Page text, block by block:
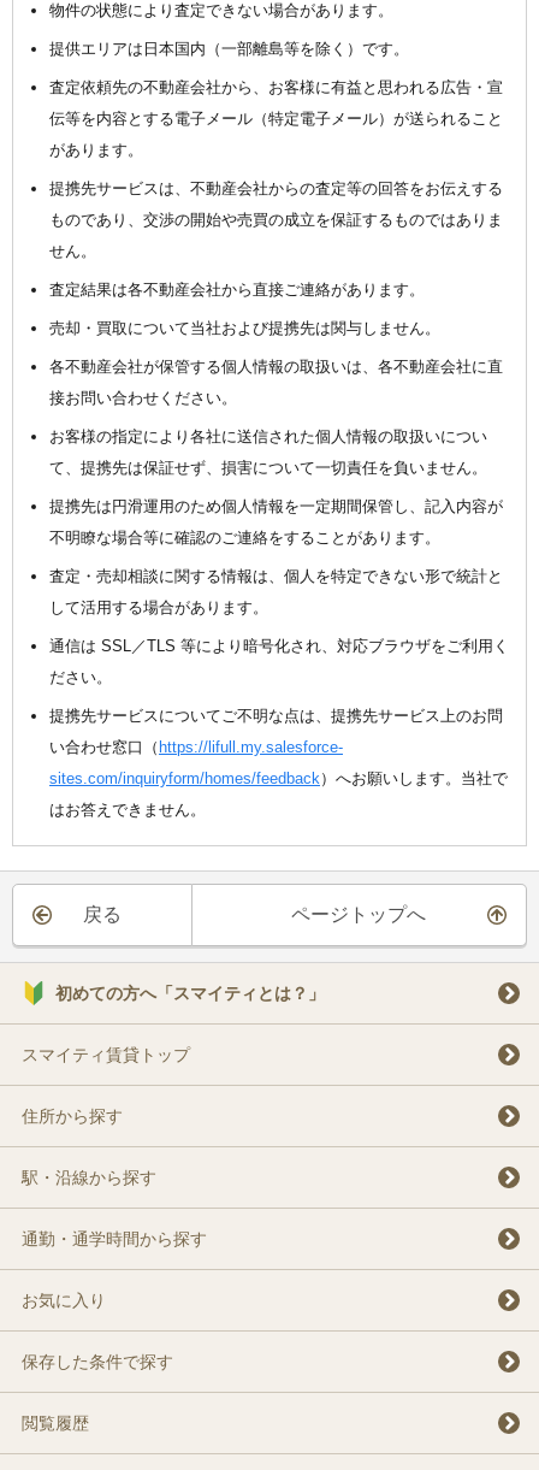
物件の状態により査定できない場合があります。
提供エリアは日本国内（一部離島等を除く）です。
査定依頼先の不動産会社から、お客様に有益と思われる広告・宣
伝等を内容とする電子メール（特定電子メール）が送られること
があります。
提携先サービスは、不動産会社からの査定等の回答をお伝えする
ものであり、交渉の開始や売買の成立を保証するものではありま
せん。
査定結果は各不動産会社から直接ご連絡があります。
売却・買取について当社および提携先は関与しません。
各不動産会社が保管する個人情報の取扱いは、各不動産会社に直
接お問い合わせください。
お客様の指定により各社に送信された個人情報の取扱いについ
て、提携先は保証せず、損害について一切責任を負いません。
提携先は円滑運用のため個人情報を一定期間保管し、記入内容が
不明瞭な場合等に確認のご連絡をすることがあります。
査定・売却相談に関する情報は、個人を特定できない形で統計と
して活用する場合があります。
通信は SSL／TLS 等により暗号化され、対応ブラウザをご利用く
ださい。
提携先サービスについてご不明な点は、提携先サービス上のお問
い合わせ窓口（ https://lifull.my.salesforce-
sites.com/inquiryform/homes/feedback）へお願いします。当社で
はお答えできません。
戻る ページトップへ
初めての方へ「スマイティとは？」
スマイティ賃貸トップ
住所から探す
駅・沿線から探す
通勤・通学時間から探す
お気に入り
保存した条件で探す
閲覧履歴